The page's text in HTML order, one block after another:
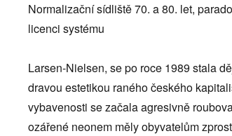
Normalizační sídliště 70. a 80. let,
licenci systému
Larsen-Nielsen, se po roce 1989 stala
dravou estetikou raného českého
vybavenosti se začala agresivně
ozářené neonem měly obyvatelům